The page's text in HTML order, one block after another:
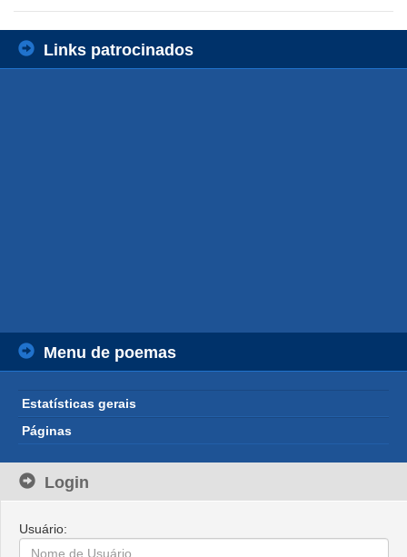
Links patrocinados
Menu de poemas
Estatísticas gerais
Páginas
Login
Usuário: